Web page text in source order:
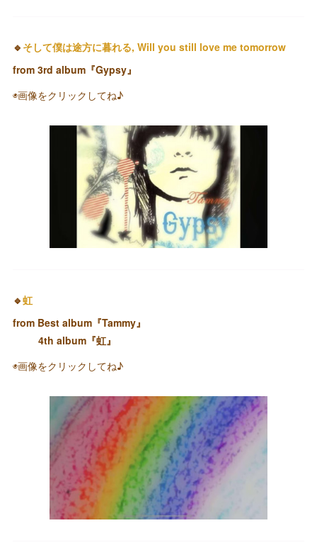
🔹 そして僕は途方に暮れる, Will you still love me tomorrow
from 3rd album『Gypsy』
◉画像をクリックしてね♪
🔹虹
from Best album『Tammy』
4th album『虹』
◉画像をクリックしてね♪